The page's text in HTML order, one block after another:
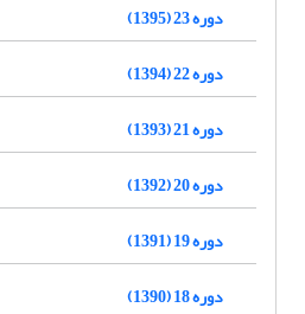
دوره 23 (1395)
دوره 22 (1394)
دوره 21 (1393)
دوره 20 (1392)
دوره 19 (1391)
دوره 18 (1390)